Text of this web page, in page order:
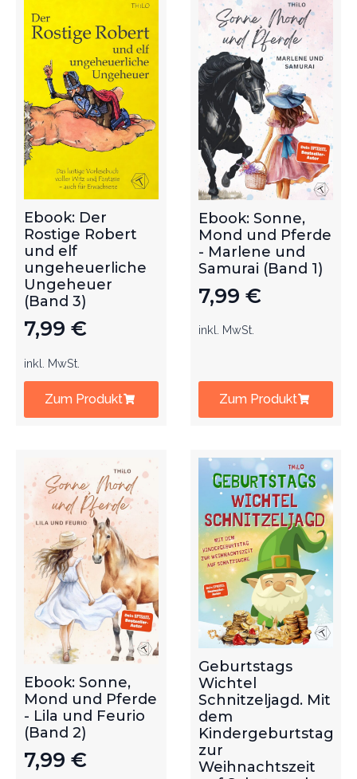
Ebook: Der
Rostige Robert
und elf
ungeheuerliche
Ungeheuer
(Band 3)
7,99 €
inkl. MwSt.
Zum Produkt
Ebook: Sonne,
Mond und Pferde
- Marlene und
Samurai (Band 1)
7,99 €
inkl. MwSt.
Zum Produkt
Ebook: Sonne,
Mond und Pferde
- Lila und Feurio
(Band 2)
7,99 €
Geburtstags
Wichtel
Schnitzeljagd. Mit
dem
Kindergeburtstag
zur
Weihnachtszeit